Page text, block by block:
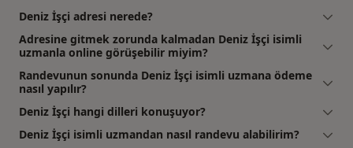
Deniz İşçi adresi nerede?
Adresine gitmek zorunda kalmadan Deniz İşçi isimli
uzmanla online görüşebilir miyim?
Randevunun sonunda Deniz İşçi isimli uzmana ödeme
nasıl yapılır?
Deniz İşçi hangi dilleri konuşuyor?
Deniz İşçi isimli uzmandan nasıl randevu alabilirim?